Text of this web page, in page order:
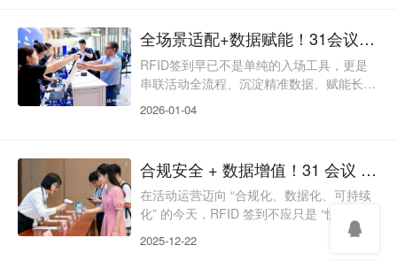
RFID签到以“科技为基、人文为本、品质为
魂”，将无线射频技术与暖心服务深度融
合，打造“全人群适配、全细节赋能、全场
度，让活
全场景适配+数据赋能！31会议RFID签到，解锁活动运营全链路价值
RFID签到早已不是单纯的入场工具，更是
串联活动全流程、沉淀精准数据、赋能长效
景适配、数据实时联动、轻量运维、价值延
+流程优化+后续转化”的全链路赋能，适配
从小型闭门会到大型展会的多元活动需求。
全场景覆盖：千人千策，适配多元活动需求
31会议RFID签到拒绝“一刀切”，通过灵活的
硬
2026-01-04
合规安全 + 数据增值！31 会议 RFID 签到，构建活动运营长期价值闭环
在活动运营迈向 “合规化、数据化、可持续
化” 的今天，RFID 签到不应只是 “快速入
场” 的工具，更应成为保障数据安全、沉淀
客户资产、优化长期运营、践行社会责任的
2025-12-22